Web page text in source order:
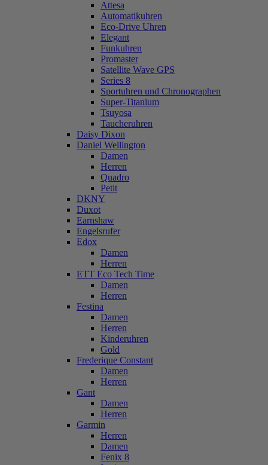
Attesa
Automatikuhren
Eco-Drive Uhren
Elegant
Funkuhren
Promaster
Satellite Wave GPS
Series 8
Sportuhren und Chronographen
Super-Titanium
Tsuyosa
Taucheruhren
Daisy Dixon
Daniel Wellington
Damen
Herren
Quadro
Petit
DKNY
Duxot
Earnshaw
Engelsrufer
Edox
Damen
Herren
ETT Eco Tech Time
Damen
Herren
Festina
Damen
Herren
Kinderuhren
Gold
Frederique Constant
Damen
Herren
Gant
Damen
Herren
Garmin
Herren
Damen
Fenix 8